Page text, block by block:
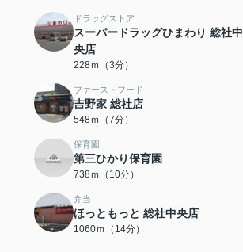
ドラッグストア
スーパードラッグひまわり 総社中
央店
228ｍ（3分）
ファーストフード
吉野家 総社店
548ｍ（7分）
保育園
第三ひかり保育園
738ｍ（10分）
弁当
ほっともっと 総社中央店
1060ｍ（14分）